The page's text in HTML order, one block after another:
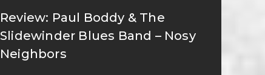
Review: Paul Boddy & The
Slidewinder Blues Band – Nosy
Neighbors